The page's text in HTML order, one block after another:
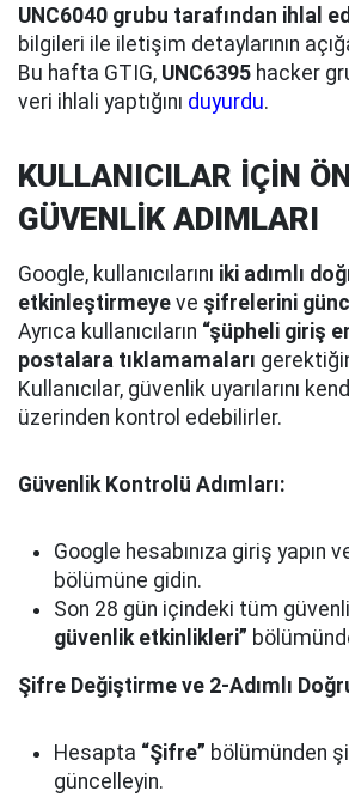
UNC6040 grubu tarafından ihlal
bilgileri ile iletişim detaylarının açığa
Bu hafta GTIG, UNC6395 hacker
veri ihlali yaptığını duyurdu.
KULLANICILAR İÇİN
GÜVENLİK ADIMLARI
Google, kullanıcılarını iki adımlı
etkinleştirmeye ve şifrelerini
Ayrıca kullanıcıların “şüpheli giriş
postalara tıklamamaları
Kullanıcılar, güvenlik uyarılarını
üzerinden kontrol edebilirler.
Güvenlik Kontrolü Adımları:
Google hesabınıza giriş yapın
bölümüne gidin.
Son 28 gün içindeki tüm
güvenlik etkinlikleri”
Şifre Değiştirme ve 2-Adımlı
Hesapta “Şifre” bölümünden
güncelleyin.